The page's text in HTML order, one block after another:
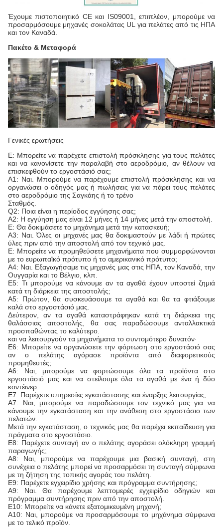
Έχουμε πιστοποιητικό CE και IS09001, επιπλέον, μπορούμε να
προσαρμόσουμε μηχανές σοκολάτας UL για πελάτες από τις ΗΠΑ
και τον Καναδά.
Πακέτο & Μεταφορά
Γενικές ερωτήσεις
Ε: Μπορείτε να παρέχετε επιστολή πρόσκλησης για τους πελάτες
και να κανονίσετε την παραλαβή στο αεροδρόμιο, αν θέλουν να
επισκεφθούν το εργοστάσιό σας;
Α1: Ναι. Μπορούμε να παρέχουμε επιστολή πρόσκλησης και να
οργανώσει ο οδηγός μας ή πωλήσεις για να πάρει τους πελάτες
στο αεροδρόμιο της Σαγκάης ή το τρένο
Σταθμός.
Q2: Ποια είναι η περίοδος εγγύησης σας;
Α2: Η εγγύηση μας είναι 12 μήνες ή 14 μήνες μετά την αποστολή.
Ε: Θα δοκιμάσετε το μηχάνημα μετά την κατασκευή;
Α3: Ναι. Όλες οι μηχανές μας θα δοκιμαστούν με λάδι ή πρώτες
ύλες πριν από την αποστολή από τον τεχνικό μας.
Ε: Μπορείτε να προμηθεύσετε μηχανήματα που συμμορφώνονται
με το ευρωπαϊκό πρότυπο ή το αμερικανικό πρότυπο;
Α4: Ναι. Εξαγωγήσαμε τις μηχανές μας στις ΗΠΑ, τον Καναδά, την
Ουγγαρία και το Βέλγιο, κλπ.
Ε5: Τι μπορούμε να κάνουμε αν τα αγαθά έχουν υποστεί ζημιά
κατά τη διάρκεια της αποστολής;
Α5: Πρώτον, θα συσκευάσουμε τα αγαθά και θα τα φτιάξουμε
καλά στο εργοστάσιό μας.
Δεύτερον, αν τα αγαθά καταστράφηκαν κατά τη διάρκεια της
θαλάσσιας αποστολής, θα σας παραδώσουμε ανταλλακτικά
προσπαθώντας το καλύτερο.
και να λειτουργούν τα μηχανήματα το συντομότερο δυνατόν·
Ε6: Μπορείτε να οργανώσετε την φόρτωση στο εργοστάσιό σας
αν ο πελάτης αγόρασε προϊόντα από διαφορετικούς
προμηθευτές;
Α6: Ναι, μπορούμε να φορτώσουμε όλα τα προϊόντα στο
εργοστάσιό μας και να στείλουμε όλα τα αγαθά με ένα ή δύο
κοντέινερ.
Ε7: Παρέχετε υπηρεσίες εγκατάστασης και έναρξης λειτουργίας;
Α7: Ναι, μπορούμε να παραδώσουμε τον τεχνικό μας για να
κάνουμε την εγκατάσταση και την ανάθεση στο εργοστάσιο των
πελατών.
Μετά την εγκατάσταση, ο τεχνικός μας θα παρέχει εκπαίδευση για
πράγματα στο εργοστάσιο.
Ε8: Παρέχετε συνταγή αν ο πελάτης αγοράσει ολόκληρη γραμμή
παραγωγής;
Α8: Ναι, μπορούμε να παρέχουμε μια βασική συνταγή, στη
συνέχεια ο πελάτης μπορεί να προσαρμόσει τη συνταγή σύμφωνα
με τη ζήτηση της τοπικής αγοράς του πελάτη.
Ε9: Παρέχετε εγχειρίδιο χρήσης και πρόγραμμα συντήρησης;
Α9: Ναι. Θα παρέχουμε λεπτομερές εγχειρίδιο οδηγιών και
πρόγραμμα συντήρησης πριν από την αποστολή.
Ε10: Μπορείτε να κάνετε εξατομικευμένη μηχανή;
Α10: Ναι, μπορούμε να προσαρμόσουμε το μηχάνημα σύμφωνα
με το τελικό προϊόν.